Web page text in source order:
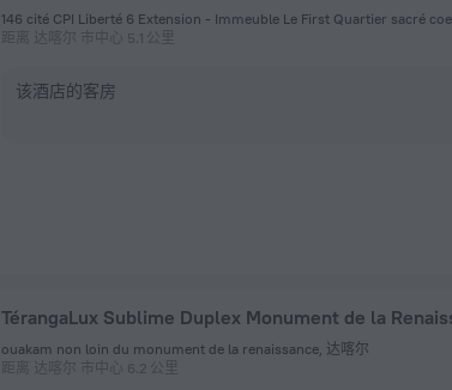
146 cité CPI Liberté 6 Extension - Immeuble Le First Quartier sacré
距离 达喀尔 市中心 5.1 公里
该酒店的客房
TérangaLux Sublime Duplex Monument de la
ouakam non loin du monument de la renaissance, 达喀尔
距离 达喀尔 市中心 6.2 公里